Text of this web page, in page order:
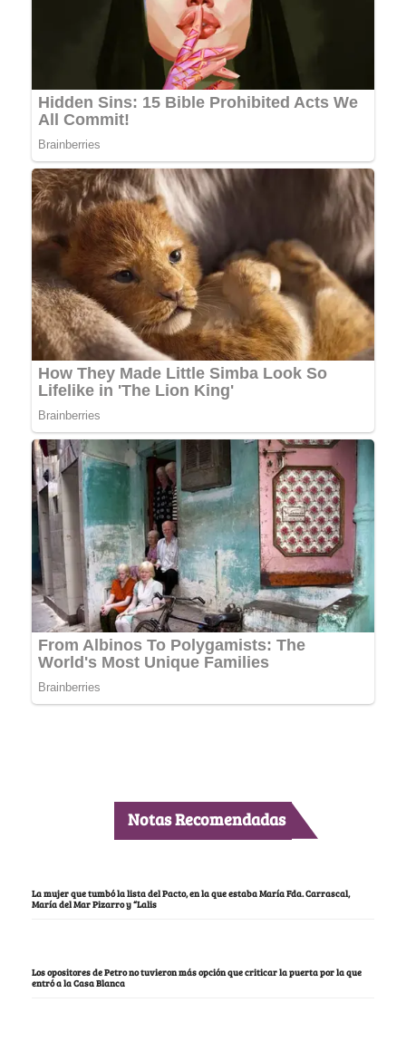
Notas Recomendadas
La mujer que tumbó la lista del Pacto, en la que estaba María Fda. Carrascal,
María del Mar Pizarro y “Lalis
Los opositores de Petro no tuvieron más opción que criticar la puerta por la que
entró a la Casa Blanca